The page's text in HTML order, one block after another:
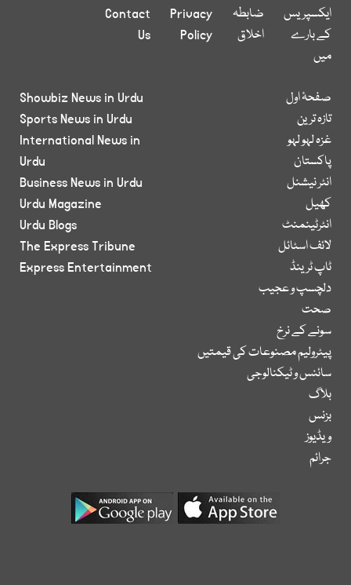
ایکسپریس
کے بارے
میں
ضابطہ
اخلاق
Privacy
Policy
Contact
Us
صفحۂ اول
تازہ ترین
غزہ لہو لہو
پاکستان
انٹر نیشنل
کھیل
انٹرٹینمنٹ
لائف اسٹائل
ٹاپ ٹرینڈ
دلچسپ و عجیب
صحت
سونے کے نرخ
پیٹرولیم مصنوعات کی قیمتیں
سائنس و ٹیکنالوجی
بلاگ
بزنس
ویڈیوز
جرائم
Showbiz News in Urdu
Sports News in Urdu
International News in
Urdu
Business News in Urdu
Urdu Magazine
Urdu Blogs
The Express Tribune
Express Entertainment